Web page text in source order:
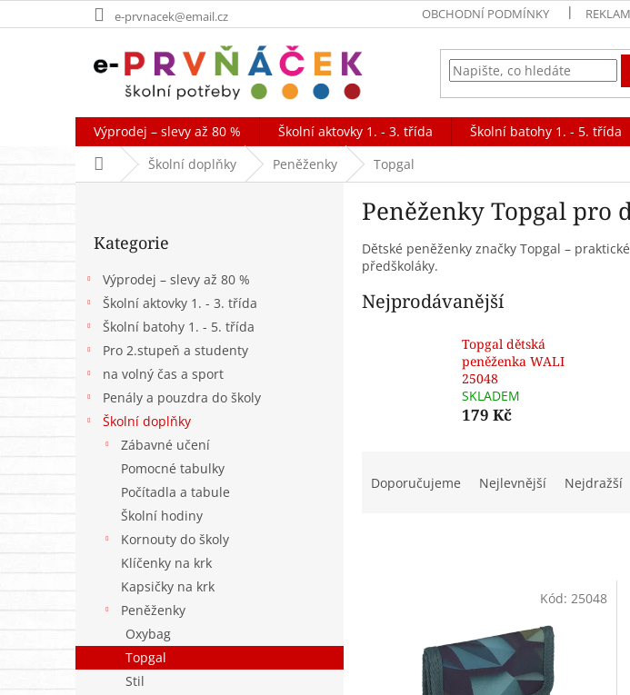
na
e-prvnacek@email.cz OBCHODNÍ PODMÍNKY
Výprodej – slevy až 80 % Školní aktovky 1. - 3. třída Školní batohy 1. - 5. třída
Domů Školní doplňky Peněženky Topgal
P
n
kategorie
Kategorie
Výprodej – slevy až 80 %
Školní aktovky 1. - 3. třída
Školní batohy 1. - 5. třída
Pro 2.stupeň a studenty
na volný čas a sport
Penály a pouzdra do školy
Školní doplňky
Zábavné učení
Pomocné tabulky
Počítadla a tabule
Školní hodiny
Kornouty do školy
Klíčenky na krk
Kapsičky na krk
Peněženky
Oxybag
Topgal
Stil
Peněženky Topgal pro
Dětské peněženky značky Topgal –
předškoláky.
Nejprodávanější
Topgal dětská
peněženka WALI
25048
SKLADEM
179 Kč
Doporučujeme Nejlevnější Nejdražší
Kód: 25048